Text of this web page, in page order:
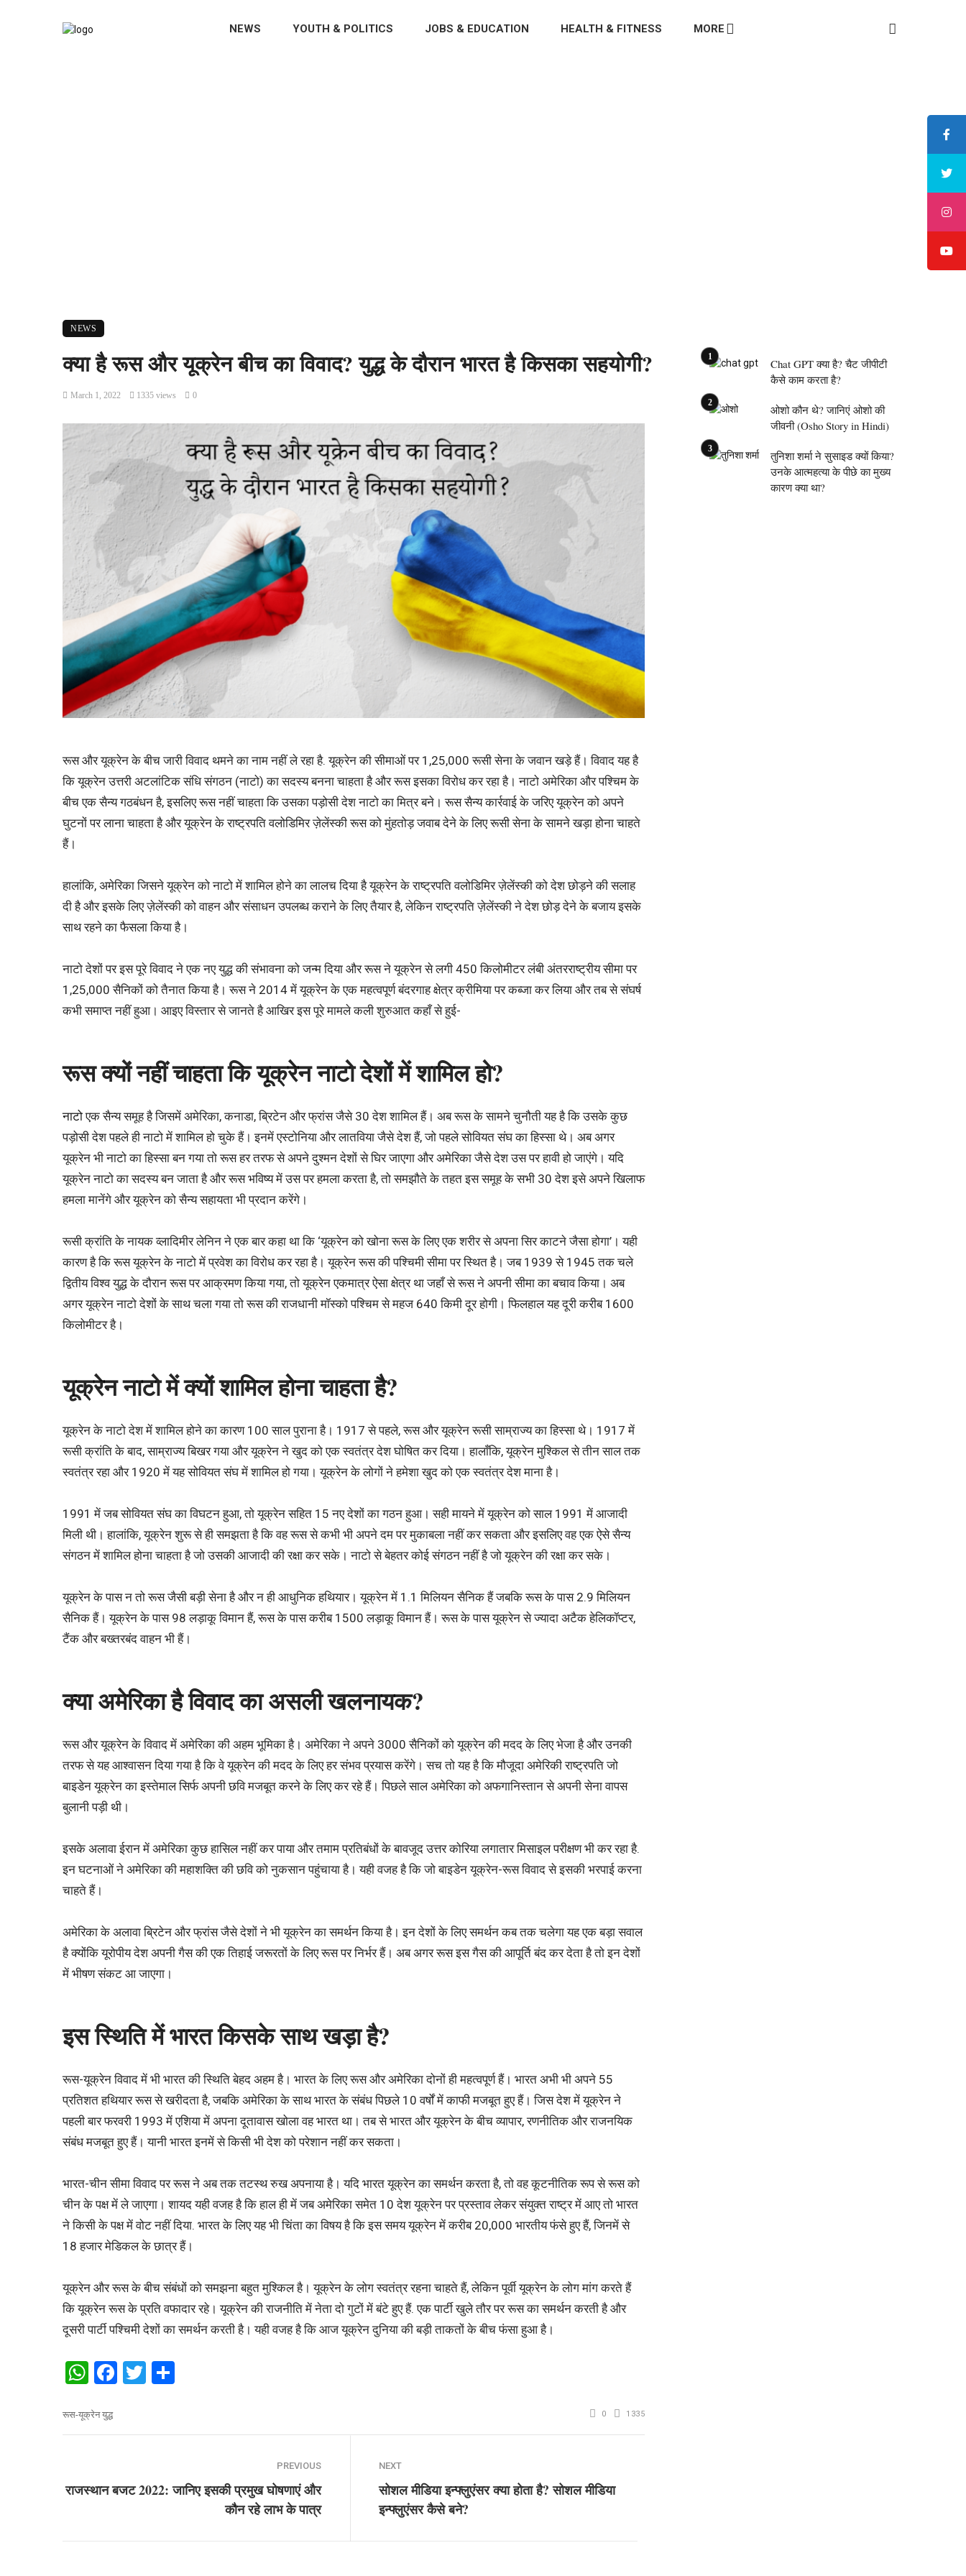
NEWS YOUTH & POLITICS JOBS & EDUCATION HEALTH & FITNESS MORE
NEWS
क्या है रूस और यूक्रेन बीच का विवाद? युद्ध के दौरान भारत है किसका सहयोगी?
March 1, 2022 1335 views 0
रूस और यूक्रेन के बीच जारी विवाद थमने का नाम नहीं ले रहा है. यूक्रेन की सीमाओं पर 1,25,000 रूसी सेना के जवान खड़े हैं। विवाद यह है
कि यूक्रेन उत्तरी अटलांटिक संधि संगठन (नाटो) का सदस्य बनना चाहता है और रूस इसका विरोध कर रहा है। नाटो अमेरिका और पश्चिम के
बीच एक सैन्य गठबंधन है, इसलिए रूस नहीं चाहता कि उसका पड़ोसी देश नाटो का मित्र बने। रूस सैन्य कार्रवाई के जरिए यूक्रेन को अपने
घुटनों पर लाना चाहता है और यूक्रेन के राष्ट्रपति वलोडिमिर ज़ेलेंस्की रूस को मुंहतोड़ जवाब देने के लिए रूसी सेना के सामने खड़ा होना चाहते
हैं।
हालांकि, अमेरिका जिसने यूक्रेन को नाटो में शामिल होने का लालच दिया है यूक्रेन के राष्ट्रपति वलोडिमिर ज़ेलेंस्की को देश छोड़ने की सलाह
दी है और इसके लिए ज़ेलेंस्की को वाहन और संसाधन उपलब्ध कराने के लिए तैयार है, लेकिन राष्ट्रपति ज़ेलेंस्की ने देश छोड़ देने के बजाय इसके
साथ रहने का फैसला किया है।
नाटो देशों पर इस पूरे विवाद ने एक नए युद्ध की संभावना को जन्म दिया और रूस ने यूक्रेन से लगी 450 किलोमीटर लंबी अंतरराष्ट्रीय सीमा पर
1,25,000 सैनिकों को तैनात किया है। रूस ने 2014 में यूक्रेन के एक महत्वपूर्ण बंदरगाह क्षेत्र क्रीमिया पर कब्जा कर लिया और तब से संघर्ष
कभी समाप्त नहीं हुआ। आइए विस्तार से जानते है आखिर इस पूरे मामले कली शुरुआत कहाँ से हुई-
रूस क्यों नहीं चाहता कि यूक्रेन नाटो देशों में शामिल हो?
नाटोएक सैन्य समूह है जिसमें अमेरिका, कनाडा, ब्रिटेन और फ्रांस जैसे 30 देश शामिल हैं। अब रूस के सामने चुनौती यह है कि उसके कुछ
पड़ोसी देश पहले ही नाटो में शामिल हो चुके हैं। इनमें एस्टोनिया और लातविया जैसे देश हैं, जो पहले सोवियत संघ का हिस्सा थे। अब अगर
यूक्रेन भी नाटो का हिस्सा बन गया तो रूस हर तरफ से अपने दुश्मन देशों से घिर जाएगा और अमेरिका जैसे देश उस पर हावी हो जाएंगे। यदि
यूक्रेन नाटो का सदस्य बन जाता है और रूस भविष्य में उस पर हमला करता है, तो समझौते के तहत इस समूह के सभी 30 देश इसे अपने खिलाफ
हमला मानेंगे और यूक्रेन को सैन्य सहायता भी प्रदान करेंगे।
रूसी क्रांति के नायक व्लादिमीर लेनिन ने एक बार कहा था कि ‘यूक्रेन को खोना रूस के लिए एक शरीर से अपना सिर काटने जैसा होगा’। यही
कारण है कि रूस यूक्रेन के नाटो में प्रवेश का विरोध कर रहा है। यूक्रेन रूस की पश्चिमी सीमा पर स्थित है। जब 1939 से 1945 तक चले
द्वितीय विश्व युद्ध के दौरान रूस पर आक्रमण किया गया, तो यूक्रेन एकमात्र ऐसा क्षेत्र था जहाँ से रूस ने अपनी सीमा का बचाव किया। अब
अगर यूक्रेन नाटो देशों के साथ चला गया तो रूस की राजधानी मॉस्को पश्चिम से महज 640 किमी दूर होगी। फिलहाल यह दूरी करीब 1600
किलोमीटर है।
यूक्रेन नाटो में क्यों शामिल होना चाहता है?
यूक्रेन के नाटो देश में शामिल होने का कारण 100 साल पुराना है। 1917 से पहले, रूस और यूक्रेन रूसी साम्राज्य का हिस्सा थे। 1917 में
रूसी क्रांति के बाद, साम्राज्य बिखर गया और यूक्रेन ने खुद को एक स्वतंत्र देश घोषित कर दिया। हालाँकि, यूक्रेन मुश्किल से तीन साल तक
स्वतंत्र रहा और 1920 में यह सोवियत संघ में शामिल हो गया। यूक्रेन के लोगों ने हमेशा खुद को एक स्वतंत्र देश माना है।
1991 में जब सोवियत संघ का विघटन हुआ, तो यूक्रेन सहित 15 नए देशों का गठन हुआ। सही मायने में यूक्रेन को साल 1991 में आजादी
मिली थी। हालांकि, यूक्रेन शुरू से ही समझता है कि वह रूस से कभी भी अपने दम पर मुकाबला नहीं कर सकता और इसलिए वह एक ऐसे सैन्य
संगठन में शामिल होना चाहता है जो उसकी आजादी की रक्षा कर सके। नाटो से बेहतर कोई संगठन नहीं है जो यूक्रेन की रक्षा कर सके।
यूक्रेन के पास न तो रूस जैसी बड़ी सेना है और न ही आधुनिक हथियार। यूक्रेन में 1.1 मिलियन सैनिक हैं जबकि रूस के पास 2.9 मिलियन
सैनिक हैं। यूक्रेन के पास 98 लड़ाकू विमान हैं, रूस के पास करीब 1500 लड़ाकू विमान हैं। रूस के पास यूक्रेन से ज्यादा अटैक हेलिकॉप्टर,
टैंक और बख्तरबंद वाहन भी हैं।
क्या अमेरिका है विवाद का असली खलनायक?
रूस और यूक्रेन के विवाद में अमेरिका की अहम भूमिका है। अमेरिका ने अपने 3000 सैनिकों को यूक्रेन की मदद के लिए भेजा है और उनकी
तरफ से यह आश्वासन दिया गया है कि वे यूक्रेन की मदद के लिए हर संभव प्रयास करेंगे। सच तो यह है कि मौजूदा अमेरिकी राष्ट्रपति जो
बाइडेन यूक्रेन का इस्तेमाल सिर्फ अपनी छवि मजबूत करने के लिए कर रहे हैं। पिछले साल अमेरिका को अफगानिस्तान से अपनी सेना वापस
बुलानी पड़ी थी।
इसके अलावा ईरान में अमेरिका कुछ हासिल नहीं कर पाया और तमाम प्रतिबंधों के बावजूद उत्तर कोरिया लगातार मिसाइल परीक्षण भी कर रहा है.
इन घटनाओं ने अमेरिका की महाशक्ति की छवि को नुकसान पहुंचाया है। यही वजह है कि जो बाइडेन यूक्रेन-रूस विवाद से इसकी भरपाई करना
चाहते हैं।
अमेरिका के अलावा ब्रिटेन और फ्रांस जैसे देशों ने भी यूक्रेन का समर्थन किया है। इन देशों के लिए समर्थन कब तक चलेगा यह एक बड़ा सवाल
है क्योंकि यूरोपीय देश अपनी गैस की एक तिहाई जरूरतों के लिए रूस पर निर्भर हैं। अब अगर रूस इस गैस की आपूर्ति बंद कर देता है तो इन देशों
में भीषण संकट आ जाएगा।
इस स्थिति में भारत किसके साथ खड़ा है?
रूस-यूक्रेन विवाद में भी भारत की स्थिति बेहद अहम है। भारत के लिए रूस और अमेरिका दोनों ही महत्वपूर्ण हैं। भारत अभी भी अपने 55
प्रतिशत हथियार रूस से खरीदता है, जबकि अमेरिका के साथ भारत के संबंध पिछले 10 वर्षों में काफी मजबूत हुए हैं। जिस देश में यूक्रेन ने
पहली बार फरवरी 1993 में एशिया में अपना दूतावास खोला वह भारत था। तब से भारत और यूक्रेन के बीच व्यापार, रणनीतिक और राजनयिक
संबंध मजबूत हुए हैं। यानी भारत इनमें से किसी भी देश को परेशान नहीं कर सकता।
भारत-चीन सीमा विवाद पर रूस ने अब तक तटस्थ रुख अपनाया है। यदि भारत यूक्रेन का समर्थन करता है, तो वह कूटनीतिक रूप से रूस को
चीन के पक्ष में ले जाएगा। शायद यही वजह है कि हाल ही में जब अमेरिका समेत 10 देश यूक्रेन पर प्रस्ताव लेकर संयुक्त राष्ट्र में आए तो भारत
ने किसी के पक्ष में वोट नहीं दिया. भारत के लिए यह भी चिंता का विषय है कि इस समय यूक्रेन में करीब 20,000 भारतीय फंसे हुए हैं, जिनमें से
18 हजार मेडिकल के छात्र हैं।
यूक्रेन और रूस के बीच संबंधों को समझना बहुत मुश्किल है। यूक्रेन के लोग स्वतंत्र रहना चाहते हैं, लेकिन पूर्वी यूक्रेन के लोग मांग करते हैं
कि यूक्रेन रूस के प्रति वफादार रहे। यूक्रेन की राजनीति में नेता दो गुटों में बंटे हुए हैं. एक पार्टी खुले तौर पर रूस का समर्थन करती है और
दूसरी पार्टी पश्चिमी देशों का समर्थन करती है। यही वजह है कि आज यूक्रेन दुनिया की बड़ी ताकतों के बीच फंसा हुआ है।
WhatsApp
Facebook
Twitter
रूस-यूक्रेन युद्ध 0 1335
PREVIOUS
राजस्थान बजट 2022: जानिए इसकी प्रमुख घोषणाएं और
कौन रहे लाभ के पात्र
NEXT
सोशल मीडिया इन्फ्लुएंसर क्या होता है? सोशल मीडिया
इन्फ्लुएंसर कैसे बने?
Chat GPT क्या है? चैट जीपीटी
कैसे काम करता है?
ओशो कौन थे? जानिएं ओशो की
जीवनी (Osho Story in Hindi)
तुनिशा शर्मा ने सुसाइड क्यों किया?
उनके आत्महत्या के पीछे का मुख्य
कारण क्या था?